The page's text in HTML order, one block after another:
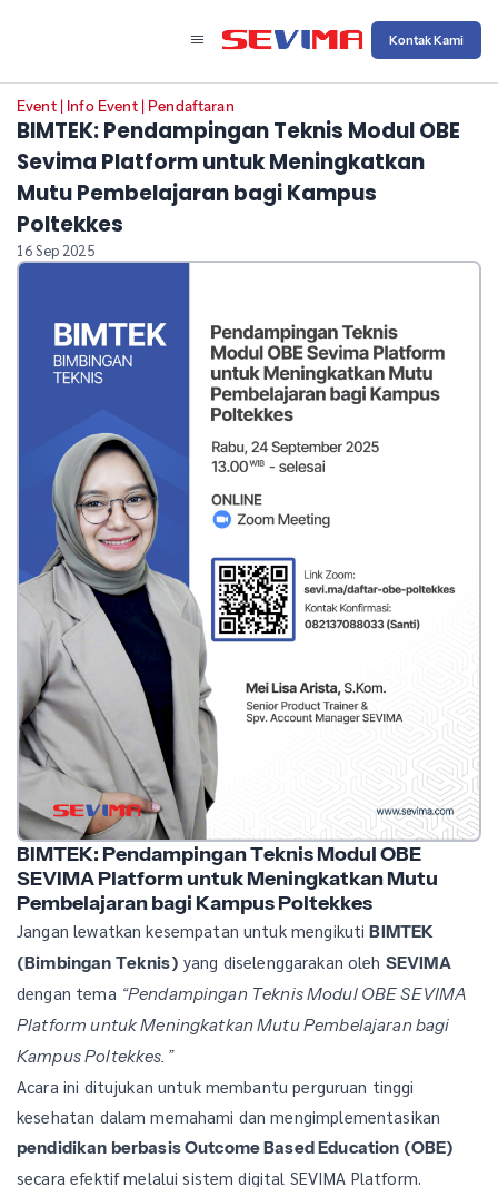
Kontak Kami
Event| Info Event| Pendaftaran
BIMTEK: Pendampingan Teknis Modul OBE
Sevima Platform untuk Meningkatkan
Mutu Pembelajaran bagi Kampus
Poltekkes
16 Sep 2025
BIMTEK: Pendampingan Teknis Modul OBE
SEVIMA Platform untuk Meningkatkan Mutu
Pembelajaran bagi Kampus Poltekkes
Jangan lewatkan kesempatan untuk mengikutiBIMTEK
(Bimbingan Teknis) yang diselenggarakan oleh SEVIMA
dengan tema “Pendampingan Teknis Modul OBE SEVIMA
Platform untuk Meningkatkan Mutu Pembelajaran bagi
Kampus Poltekkes.”
Acara ini ditujukan untuk membantu perguruan tinggi
kesehatan dalam memahami dan mengimplementasikan
pendidikan berbasis Outcome Based Education (OBE)
secara efektif melalui sistem digital SEVIMA Platform.